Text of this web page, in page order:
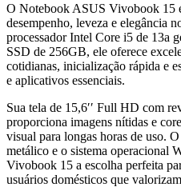
O Notebook ASUS Vivobook 15
desempenho, leveza e elegância
processador Intel Core i5 de 13a
SSD de 256GB, ele oferece
cotidianas, inicialização rápida e
e aplicativos essenciais.
Sua tela de 15,6′′ Full HD com
proporciona imagens nítidas e
visual para longas horas de uso.
metálico e o sistema operacional
Vivobook 15 a escolha perfeita
usuários domésticos que